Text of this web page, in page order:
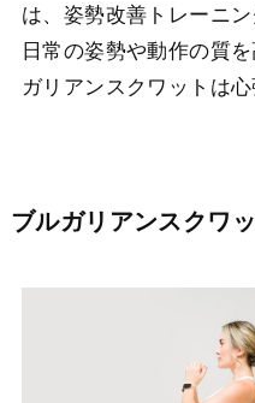
は、姿勢改善トレーニ
日常の姿勢や動作の質
ガリアンスクワットは
ブルガリアンスクワ